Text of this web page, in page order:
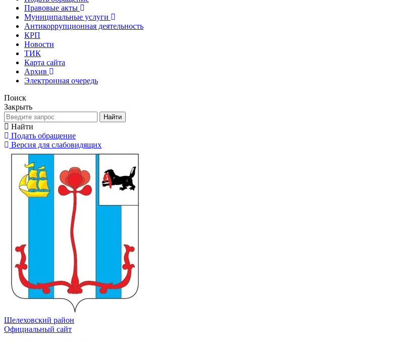
Правовые акты
Муниципальные услуги
Антикоррупционная деятельность
КРП
Новости
ТИК
Карта сайта
Архив
Электронная очередь
Поиск
Закрыть
Найти
Найти
Подать обращение
Версия для слабовидящих
Шелеховский район
Официальный сайт